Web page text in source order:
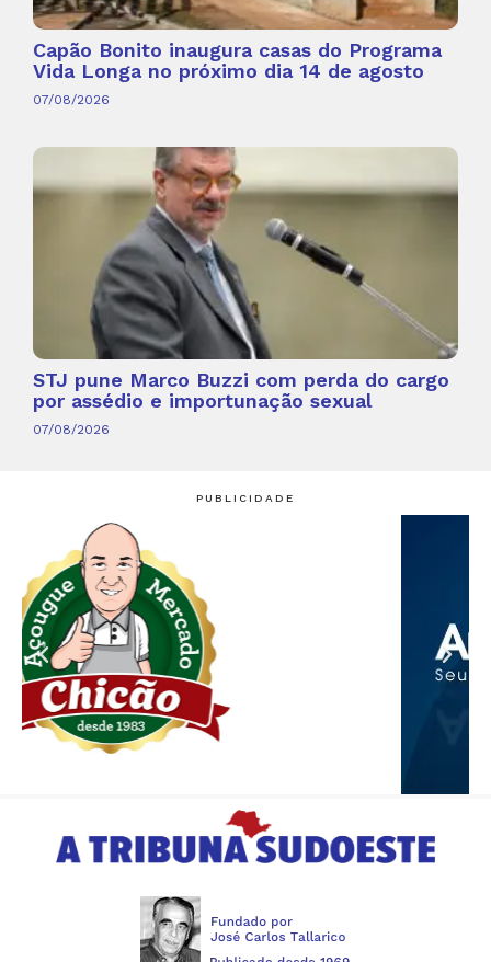
Capão Bonito inaugura casas do Programa
Vida Longa no próximo dia 14 de agosto
07/08/2026
STJ pune Marco Buzzi com perda do cargo
por assédio e importunação sexual
07/08/2026
PUBLICIDADE